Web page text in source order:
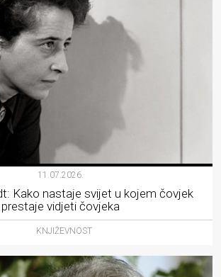
11.07.2026.
Kako nastaje svijet u kojem čovjek
prestaje vidjeti čovjeka
KNJIŽEVNOST